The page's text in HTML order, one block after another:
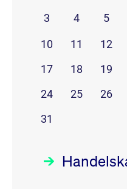
3
4 5
10 11 12
17
18 19
24
25 26
31